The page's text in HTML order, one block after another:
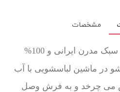
مشخصات
با پارچه با سبک مدرن ایرانی و 100%
در ماشین لباسشویی با آب
می چرخد و به فرش وصل